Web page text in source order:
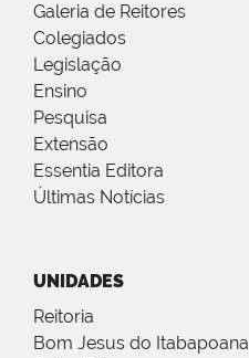
Galeria de Reitores
Colegiados
Legislação
Ensino
Pesquisa
Extensão
Essentia Editora
Últimas Notícias
UNIDADES
Reitoria
Bom Jesus do Itabapoana